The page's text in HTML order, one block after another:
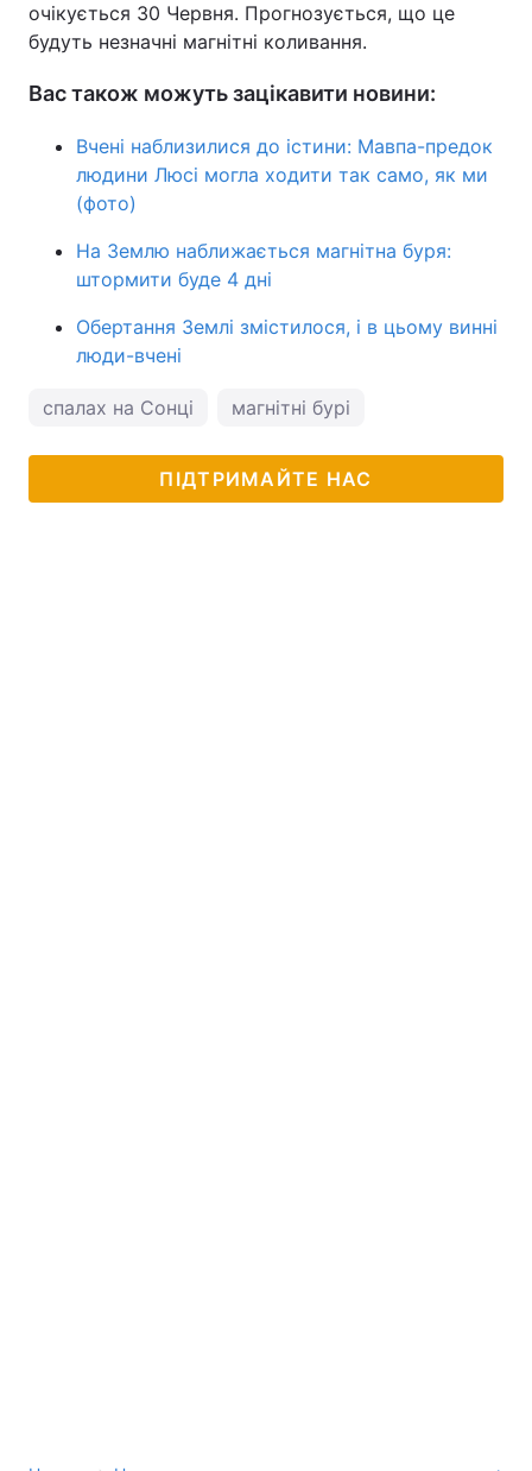
очікується 30 Червня. Прогнозується, що це
будуть незначні магнітні коливання.
Вас також можуть зацікавити новини:
Вчені наблизилися до істини: Мавпа-предок
людини Люсі могла ходити так само, як ми
(фото)
На Землю наближається магнітна буря:
штормити буде 4 дні
Обертання Землі змістилося, і в цьому винні
люди-вчені
спалах на Сонці магнітні бурі
ПІДТРИМАЙТЕ НАС